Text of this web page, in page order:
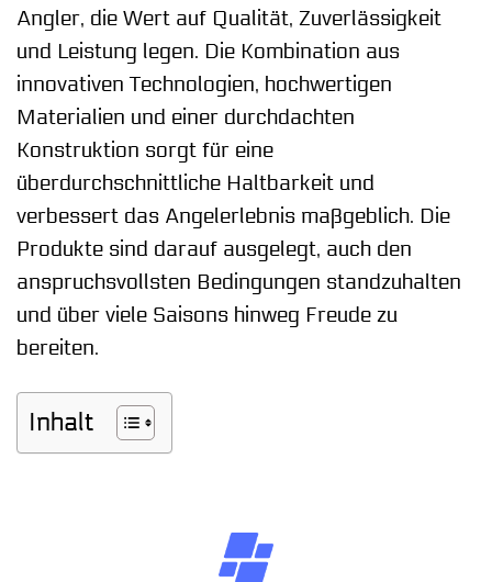
Angler, die Wert auf Qualität, Zuverlässigkeit
und Leistung legen. Die Kombination aus
innovativen Technologien, hochwertigen
Materialien und einer durchdachten
Konstruktion sorgt für eine
überdurchschnittliche Haltbarkeit und
verbessert das Angelerlebnis maßgeblich. Die
Produkte sind darauf ausgelegt, auch den
anspruchsvollsten Bedingungen standzuhalten
und über viele Saisons hinweg Freude zu
bereiten.
Inhalt